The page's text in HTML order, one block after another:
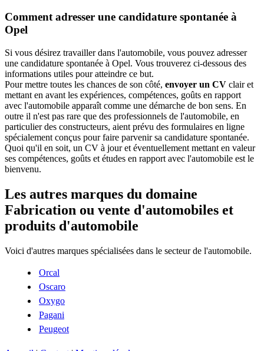
Comment adresser une candidature spontanée à
Opel
Si vous désirez travailler dans l'automobile, vous pouvez adresser
une candidature spontanée à Opel. Vous trouverez ci-dessous des
informations utiles pour atteindre ce but.
Pour mettre toutes les chances de son côté, envoyer un CV clair et
mettant en avant les expériences, compétences, goûts en rapport
avec l'automobile apparaît comme une démarche de bon sens. En
outre il n'est pas rare que des professionnels de l'automobile, en
particulier des constructeurs, aient prévu des formulaires en ligne
spécialement conçus pour faire parvenir sa candidature spontanée.
Quoi qu'il en soit, un CV à jour et éventuellement mettant en valeur
ses compétences, goûts et études en rapport avec l'automobile est le
bienvenu.
Les autres marques du domaine
Fabrication ou vente d'automobiles et
produits d'automobile
Voici d'autres marques spécialisées dans le secteur de l'automobile.
Orcal
Oscaro
Oxygo
Pagani
Peugeot